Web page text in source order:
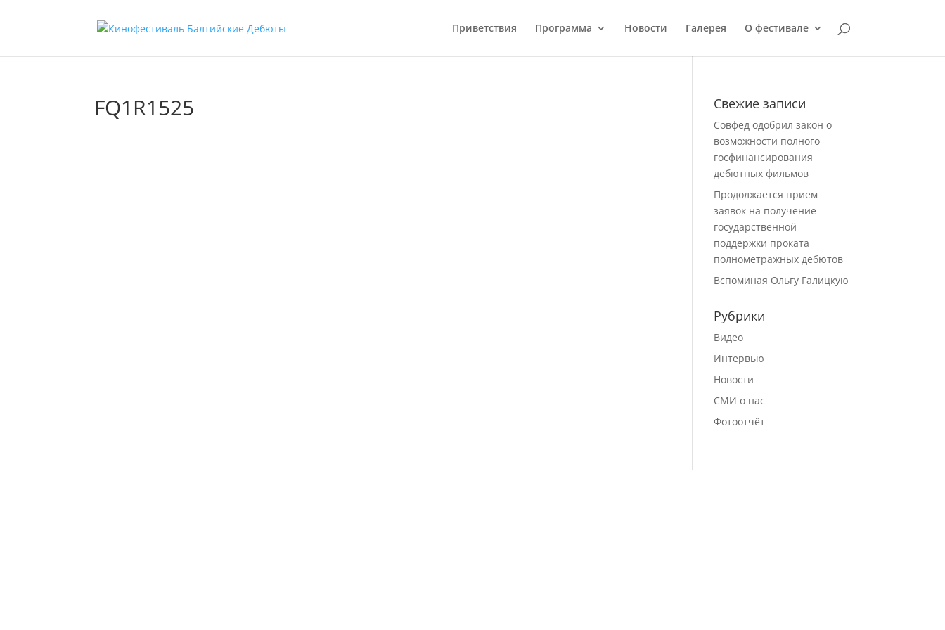
Приветствия Программа Новости Галерея О фестивале
FQ1R1525 Свежие записи
Совфед одобрил закон о
возможности полного
госфинансирования
дебютных фильмов
Продолжается прием
заявок на получение
государственной
поддержки проката
полнометражных дебютов
Вспоминая Ольгу Галицкую
Рубрики
Видео
Интервью
Новости
СМИ о нас
Фотоотчёт